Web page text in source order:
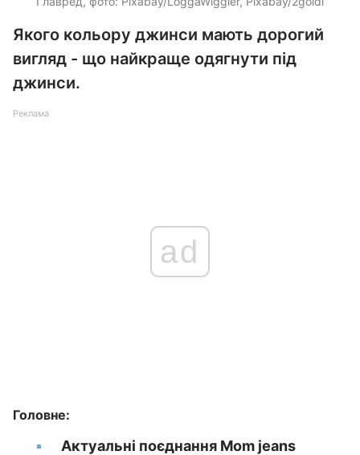
Якого кольору джинси мають дорогий
вигляд - що найкраще одягнути під
джинси.
Реклама
ad
Головне:
Актуальні поєднання Mom jeans